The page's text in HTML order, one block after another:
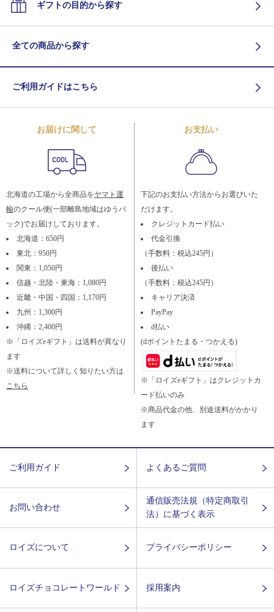
ギフトの目的から探す
全ての商品から探す
ご利用ガイドはこちら
お届けに関して
北海道の工場から全商品をヤマト運
輸のクール便(一部離島地域はゆうパ
ック)でお届けしております。
北海道：650円
東北：950円
関東：1,050円
信越・北陸・東海：1,080円
近畿・中国・四国：1,170円
九州：1,300円
沖縄：2,400円
※「ロイズeギフト」は送料が異なり
ます
※送料について詳しく知りたい方は
こちら
お支払い
下記のお支払い方法からお選びいた
だけます。
クレジットカード払い
代金引換
（手数料：税込245円）
後払い
（手数料：税込245円）
キャリア決済
PayPay
d払い
(dポイントたまる・つかえる)
※「ロイズeギフト」はクレジットカ
ード払いのみ
※商品代金の他、別途送料がかかり
ます
ご利用ガイド よくあるご質問
お問い合わせ
通信販売法規（特定商取引
法）に基づく表示
ロイズについて プライバシーポリシー
ロイズチョコレートワールド 採用案内